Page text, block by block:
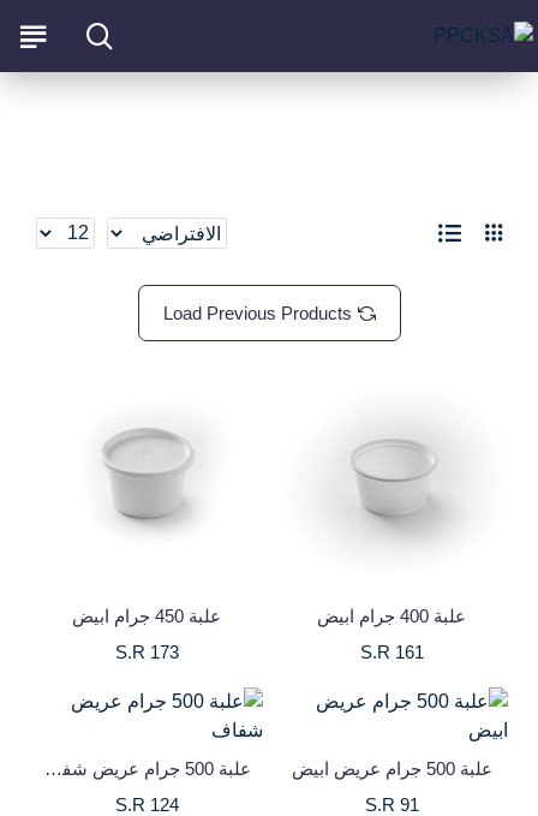
Load Previous Products
علبة 400 جرام ابيض
S.R 161
علبة 450 جرام ابيض
S.R 173
علبة 500 جرام عريض ابيض
S.R 91
علبة 500 جرام عريض شفاف
S.R 124